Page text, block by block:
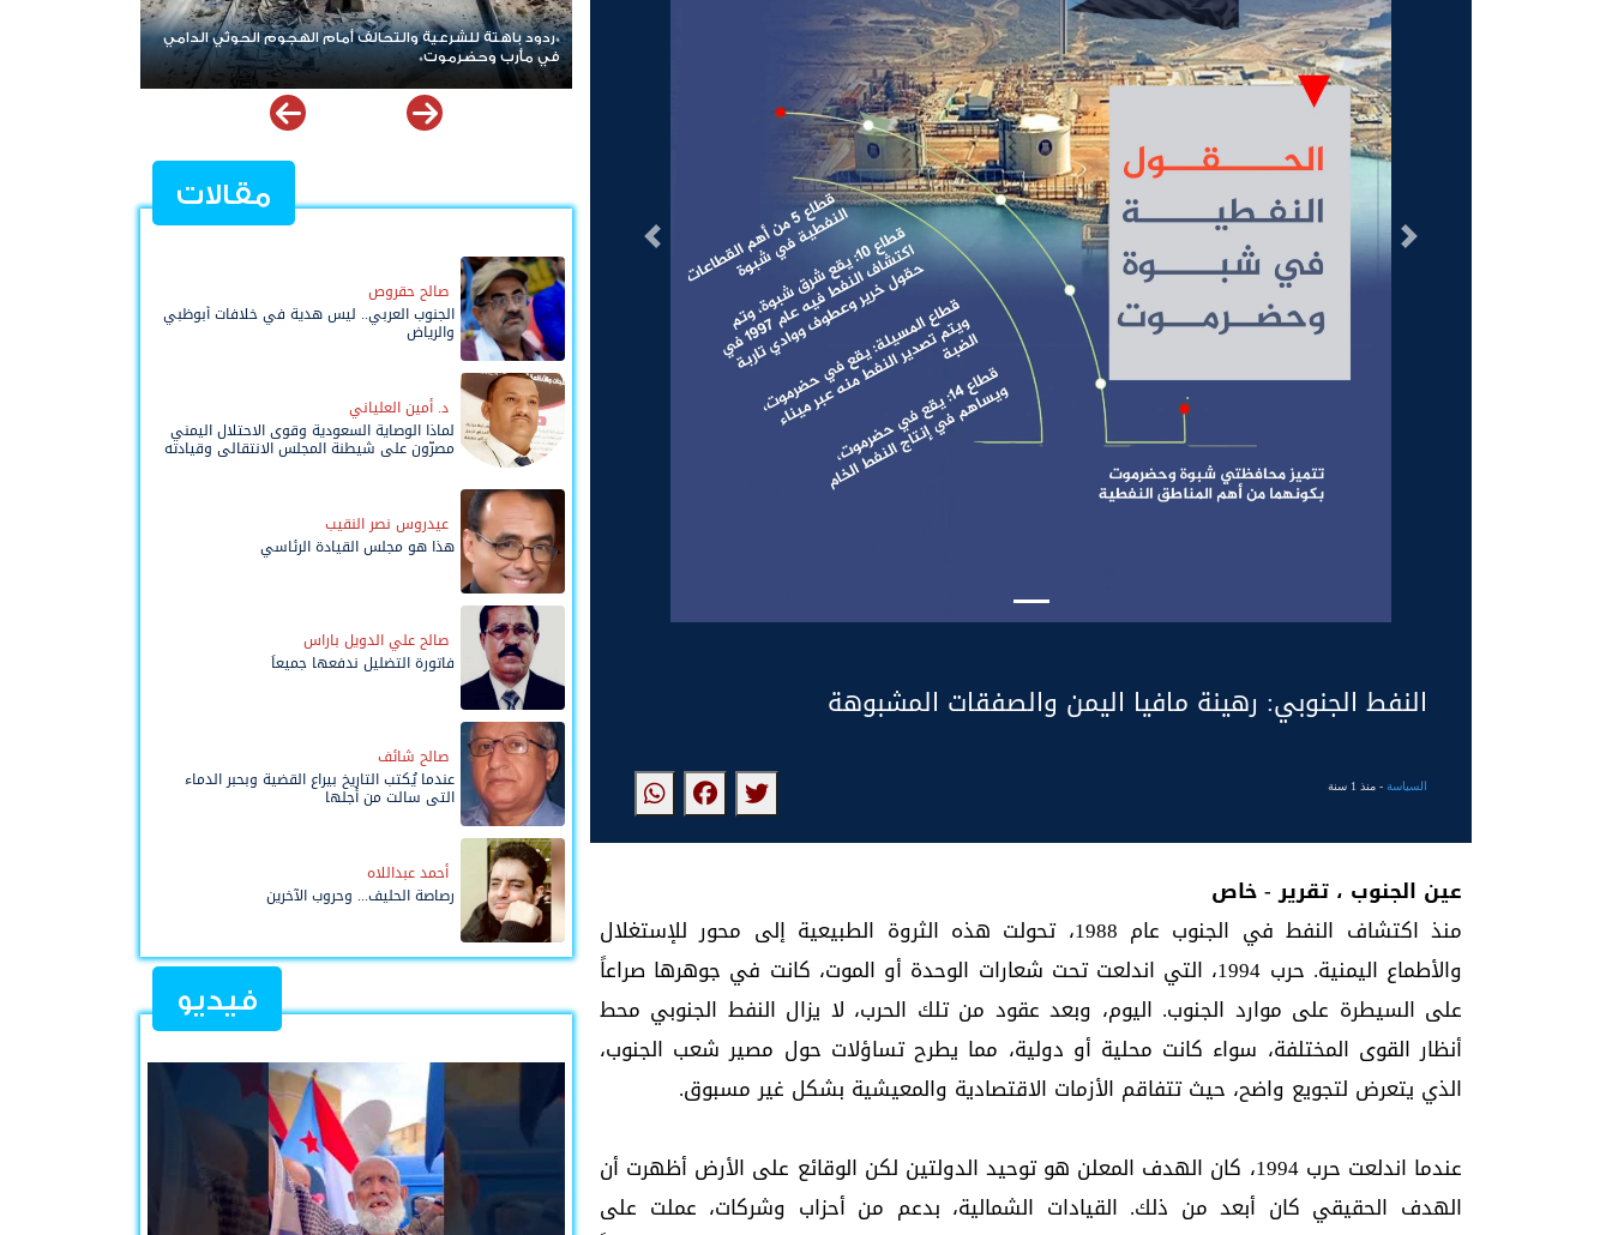
التالى السابق
النفط الجنوبي: رهينة مافيا اليمن والصفقات المشبوهة
السياسة- منذ 1 سنة
عين الجنوب ، تقرير - خاص
منذ اكتشاف النفط في الجنوب عام 1988، تحولت هذه الثروة الطبيعية إلى محور للإستغلال
والأطماع اليمنية. حرب 1994، التي اندلعت تحت شعارات الوحدة أو الموت، كانت في جوهرها صراعاً
على السيطرة على موارد الجنوب. اليوم، وبعد عقود من تلك الحرب، لا يزال النفط الجنوبي محط
أنظار القوى المختلفة، سواء كانت محلية أو دولية، مما يطرح تساؤلات حول مصير شعب الجنوب،
الذي يتعرض لتجويع واضح، حيث تتفاقم الأزمات الاقتصادية والمعيشية بشكل غير مسبوق.
عندما اندلعت حرب 1994، كان الهدف المعلن هو توحيد الدولتين لكن الوقائع على الأرض أظهرت أن
الهدف الحقيقي كان أبعد من ذلك. القيادات الشمالية، بدعم من أحزاب وشركات، عملت على
*ردود باهتة للشرعية والتحالف أمام الهجوم الحوثي الدامي
في مأرب وحضرموت*
قتلى وجرحى بقصف جوي على مواقع الطوارئ اليمنية في
العبر
مقالات
صالح حقروص
الجنوب العربي.. ليس هدية في خلافات أبوظبي
والرياض
د. أمين العلياني
لماذا الوصاية السعودية وقوى الاحتلال اليمني
مصرّون على شيطنة المجلس الانتقالي وقيادته
عيدروس نصر النقيب
هذا هو مجلس القيادة الرئاسي
صالح علي الدويل باراس
فاتورة التضليل ندفعها جميعاً
صالح شائف
عندما يُكتب التاريخ بيراع القضية وبحبر الدماء
التي سالت من أجلها
أحمد عبداللاه
رصاصة الحليف... وحروب الآخرين
فيديو